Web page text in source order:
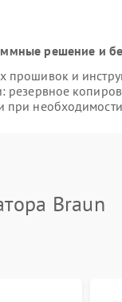
решение и
и
резервное
при необходимости
Braun